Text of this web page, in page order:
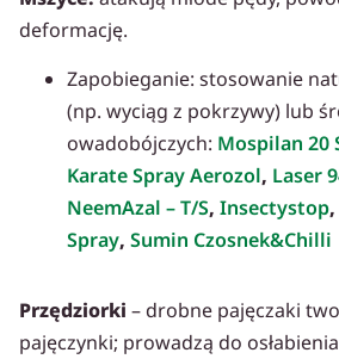
deformację.
Zapobieganie: stosowanie
(np. wyciąg z pokrzywy) lub
owadobójczych: Mospilan 20
Karate Spray Aerozol, Laser
NeemAzal – T/S, Insectystop,
Spray, Sumin Czosnek&Chilli
Przędziorki – drobne pajęczaki
pajęczynki; prowadzą do